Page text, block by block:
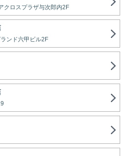
クロスプラザ与次郎内2F
ンド六甲ビル2F